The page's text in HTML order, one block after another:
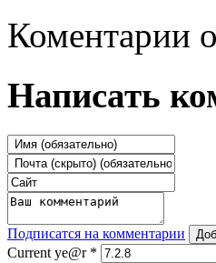
Коментарии
Написать
Подписатся на комментарии
Current ye@r *